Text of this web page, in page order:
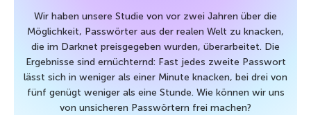
Wir haben unsere Studie von vor zwei Jahren über die
Möglichkeit, Passwörter aus der realen Welt zu knacken,
die im Darknet preisgegeben wurden, überarbeitet. Die
Ergebnisse sind ernüchternd: Fast jedes zweite Passwort
lässt sich in weniger als einer Minute knacken, bei drei von
fünf genügt weniger als eine Stunde. Wie können wir uns
von unsicheren Passwörtern frei machen?